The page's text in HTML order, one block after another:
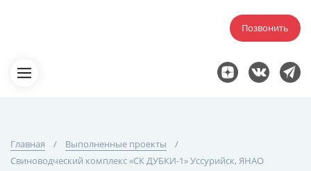
Позвонить
Главная
Выполненные проекты
Свиноводческий комплекс «СК ДУБКИ-1» Уссурийск, ЯНАО